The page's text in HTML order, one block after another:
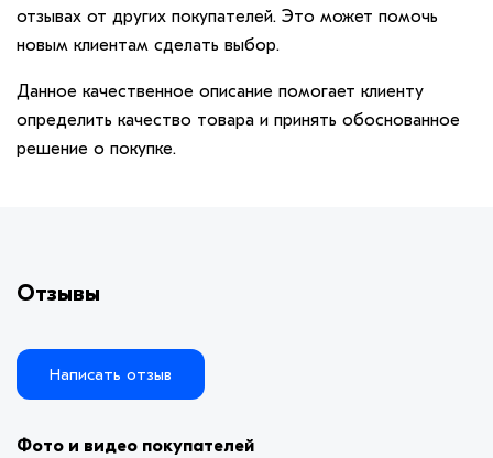
отзывах от других покупателей. Это может помочь
новым клиентам сделать выбор.
Данное качественное описание помогает клиенту
определить качество товара и принять обоснованное
решение о покупке.
Отзывы
Написать отзыв
Фото и видео покупателей